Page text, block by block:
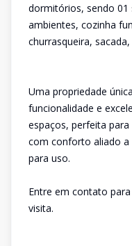
dormitórios, sendo 01
ambientes, cozinha
churrasqueira,
Uma propriedade
funcionalidade e
espaços, perfeita
com conforto aliado
para uso.
Entre em contato
visita.